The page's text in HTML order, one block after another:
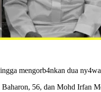
mengorb4nkan dua
56, dan Mohd Irfan